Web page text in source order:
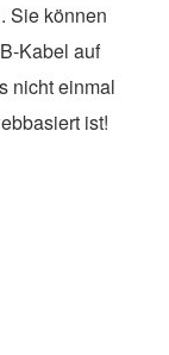
Sie können
Kabel auf
nicht einmal
ist!